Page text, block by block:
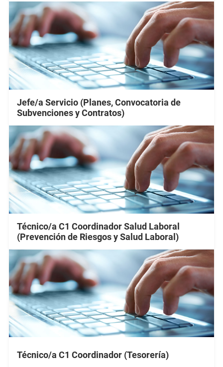
Jefe/a Servicio (Planes, Convocatoria de
Subvenciones y Contratos)
Técnico/a C1 Coordinador Salud Laboral
(Prevención de Riesgos y Salud Laboral)
Técnico/a C1 Coordinador (Tesorería)